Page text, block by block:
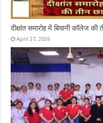
दीक्षांत समारोह में बियानी कॉलेज
April 27, 2026